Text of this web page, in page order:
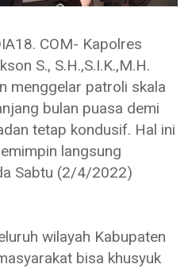
COM- Kapolres
S., S.H.,S.I.K.,M.H.
menggelar patroli skala
bulan puasa demi
tetap kondusif. Hal ini
langsung
Sabtu (2/4/2022)
wilayah Kabupaten
bisa khusyuk